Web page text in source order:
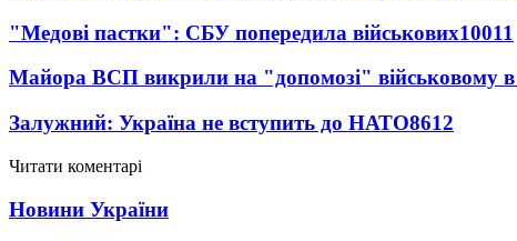
"Медові пастки": СБУ попередила військових10011
Майора ВСП викрили на "допомозі" військовому
Залужний: Україна не вступить до НАТО8612
Читати коментарі
Новини України